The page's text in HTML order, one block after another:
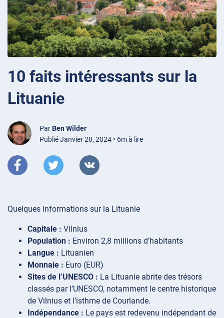
10 faits intéressants sur la
Lituanie
Par Ben Wilder
Publié Janvier 28, 2024 • 6m à lire
Quelques informations sur la Lituanie
Capitale : Vilnius
Population : Environ 2,8 millions d’habitants
Langue : Lituanien
Monnaie : Euro (EUR)
Sites de l’UNESCO : La Lituanie abrite des trésors
classés par l’UNESCO, notamment le centre historique
de Vilnius et l’isthme de Courlande.
Indépendance : Le pays est redevenu indépendant de